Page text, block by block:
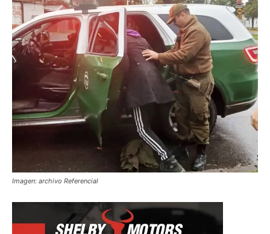
Imagen: archivo Referencial